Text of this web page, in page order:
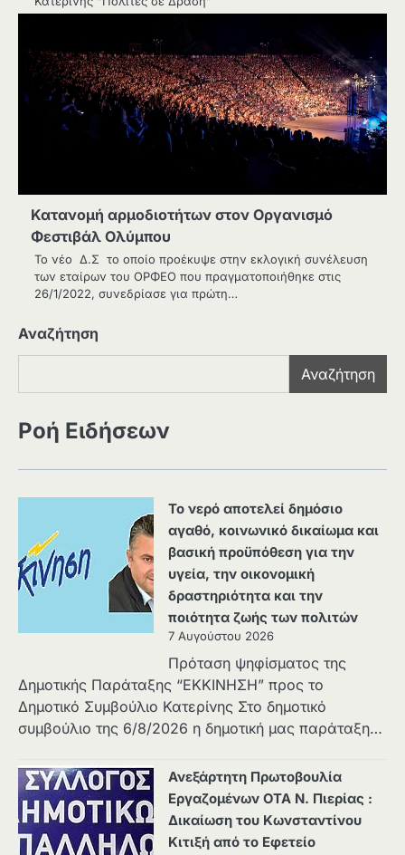
Κατανομή αρμοδιοτήτων στον Οργανισμό
Φεστιβάλ Ολύμπου
Το νέο Δ.Σ το οποίο προέκυψε στην εκλογική συνέλευση
των εταίρων του ΟΡΦΕΟ που πραγματοποιήθηκε στις
26/1/2022, συνεδρίασε για πρώτη…
Αναζήτηση
Αναζήτηση
Ροή Ειδήσεων
Το νερό αποτελεί δημόσιο
αγαθό, κοινωνικό δικαίωμα και
βασική προϋπόθεση για την
υγεία, την οικονομική
δραστηριότητα και την
ποιότητα ζωής των πολιτών
7 Αυγούστου 2026
Πρόταση ψηφίσματος της
Δημοτικής Παράταξης “ΕΚΚΙΝΗΣΗ” προς το
Δημοτικό Συμβούλιο Κατερίνης Στο δημοτικό
συμβούλιο της 6/8/2026 η δημοτική μας παράταξη…
Ανεξάρτητη Πρωτοβουλία
Εργαζομένων ΟΤΑ Ν. Πιερίας :
Δικαίωση του Κωνσταντίνου
Κιτιξή από το Εφετείο